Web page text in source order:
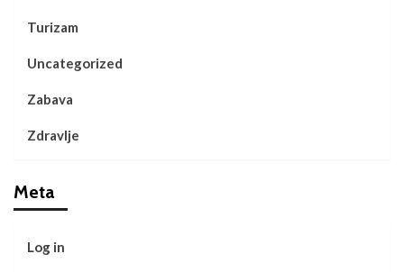
Turizam
Uncategorized
Zabava
Zdravlje
Meta
Log in